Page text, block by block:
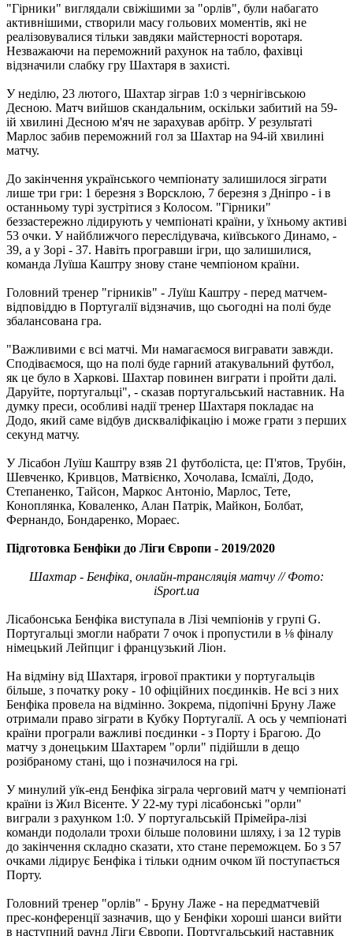
"Гірники" виглядали свіжішими за "орлів", були набагато
активнішими, створили масу гольових моментів, які не
реалізовувалися тільки завдяки майстерності воротаря.
Незважаючи на переможний рахунок на табло, фахівці
відзначили слабку гру Шахтаря в захисті.
У неділю, 23 лютого, Шахтар зіграв 1:0 з чернігівською
Десною. Матч вийшов скандальним, оскільки забитий на 59-
ій хвилині Десною м'яч не зарахував арбітр. У результаті
Марлос забив переможний гол за Шахтар на 94-ій хвилині
матчу.
До закінчення українського чемпіонату залишилося зіграти
лише три гри: 1 березня з Ворсклою, 7 березня з Дніпро - і в
останньому турі зустрітися з Колосом. "Гірники"
беззастережно лідирують у чемпіонаті країни, у їхньому активі
53 очки. У найближчого переслідувача, київського Динамо, -
39, а у Зорі - 37. Навіть програвши ігри, що залишилися,
команда Луїша Каштру знову стане чемпіоном країни.
Головний тренер "гірників" - Луїш Каштру - перед матчем-
відповіддю в Португалії відзначив, що сьогодні на полі буде
збалансована гра.
"Важливими є всі матчі. Ми намагаємося вигравати завжди.
Сподіваємося, що на полі буде гарний атакувальний футбол,
як це було в Харкові. Шахтар повинен виграти і пройти далі.
Даруйте, португальці", - сказав португальський наставник. На
думку преси, особливі надії тренер Шахтаря покладає на
Додо, який саме відбув дискваліфікацію і може грати з перших
секунд матчу.
У Лісабон Луїш Каштру взяв 21 футболіста, це: П'ятов, Трубін,
Шевченко, Кривцов, Матвієнко, Хочолава, Ісмаїлі, Додо,
Степаненко, Тайсон, Маркос Антоніо, Марлос, Тете,
Коноплянка, Коваленко, Алан Патрік, Майкон, Болбат,
Фернандо, Бондаренко, Мораес.
Підготовка Бенфіки до Ліги Європи - 2019/2020
Шахтар - Бенфіка, онлайн-трансляція матчу // Фото:
iSport.ua
Лісабонська Бенфіка виступала в Лізі чемпіонів у групі G.
Португальці змогли набрати 7 очок і пропустили в ⅛ фіналу
німецький Лейпциг і французький Ліон.
На відміну від Шахтаря, ігрової практики у португальців
більше, з початку року - 10 офіційних поєдинків. Не всі з них
Бенфіка провела на відмінно. Зокрема, підопічні Бруну Лаже
отримали право зіграти в Кубку Португалії. А ось у чемпіонаті
країни програли важливі поєдинки - з Порту і Брагою. До
матчу з донецьким Шахтарем "орли" підійшли в дещо
розібраному стані, що і позначилося на грі.
У минулий уїк-енд Бенфіка зіграла черговий матч у чемпіонаті
країни із Жил Вісенте. У 22-му турі лісабонські "орли"
виграли з рахунком 1:0. У португальській Прімейра-лізі
команди подолали трохи більше половини шляху, і за 12 турів
до закінчення складно сказати, хто стане переможцем. Бо з 57
очками лідирує Бенфіка і тільки одним очком їй поступається
Порту.
Головний тренер "орлів" - Бруну Лаже - на передматчевій
прес-конференції зазначив, що у Бенфіки хороші шанси вийти
в наступний раунд Ліги Європи. Португальський наставник